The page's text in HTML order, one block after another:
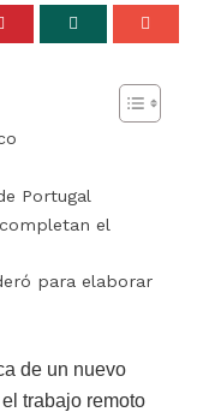
Portugal
el
para elaborar
de un nuevo
trabajo remoto